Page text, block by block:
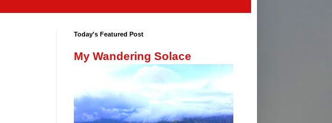
Today's Featured Post
My Wandering Solace